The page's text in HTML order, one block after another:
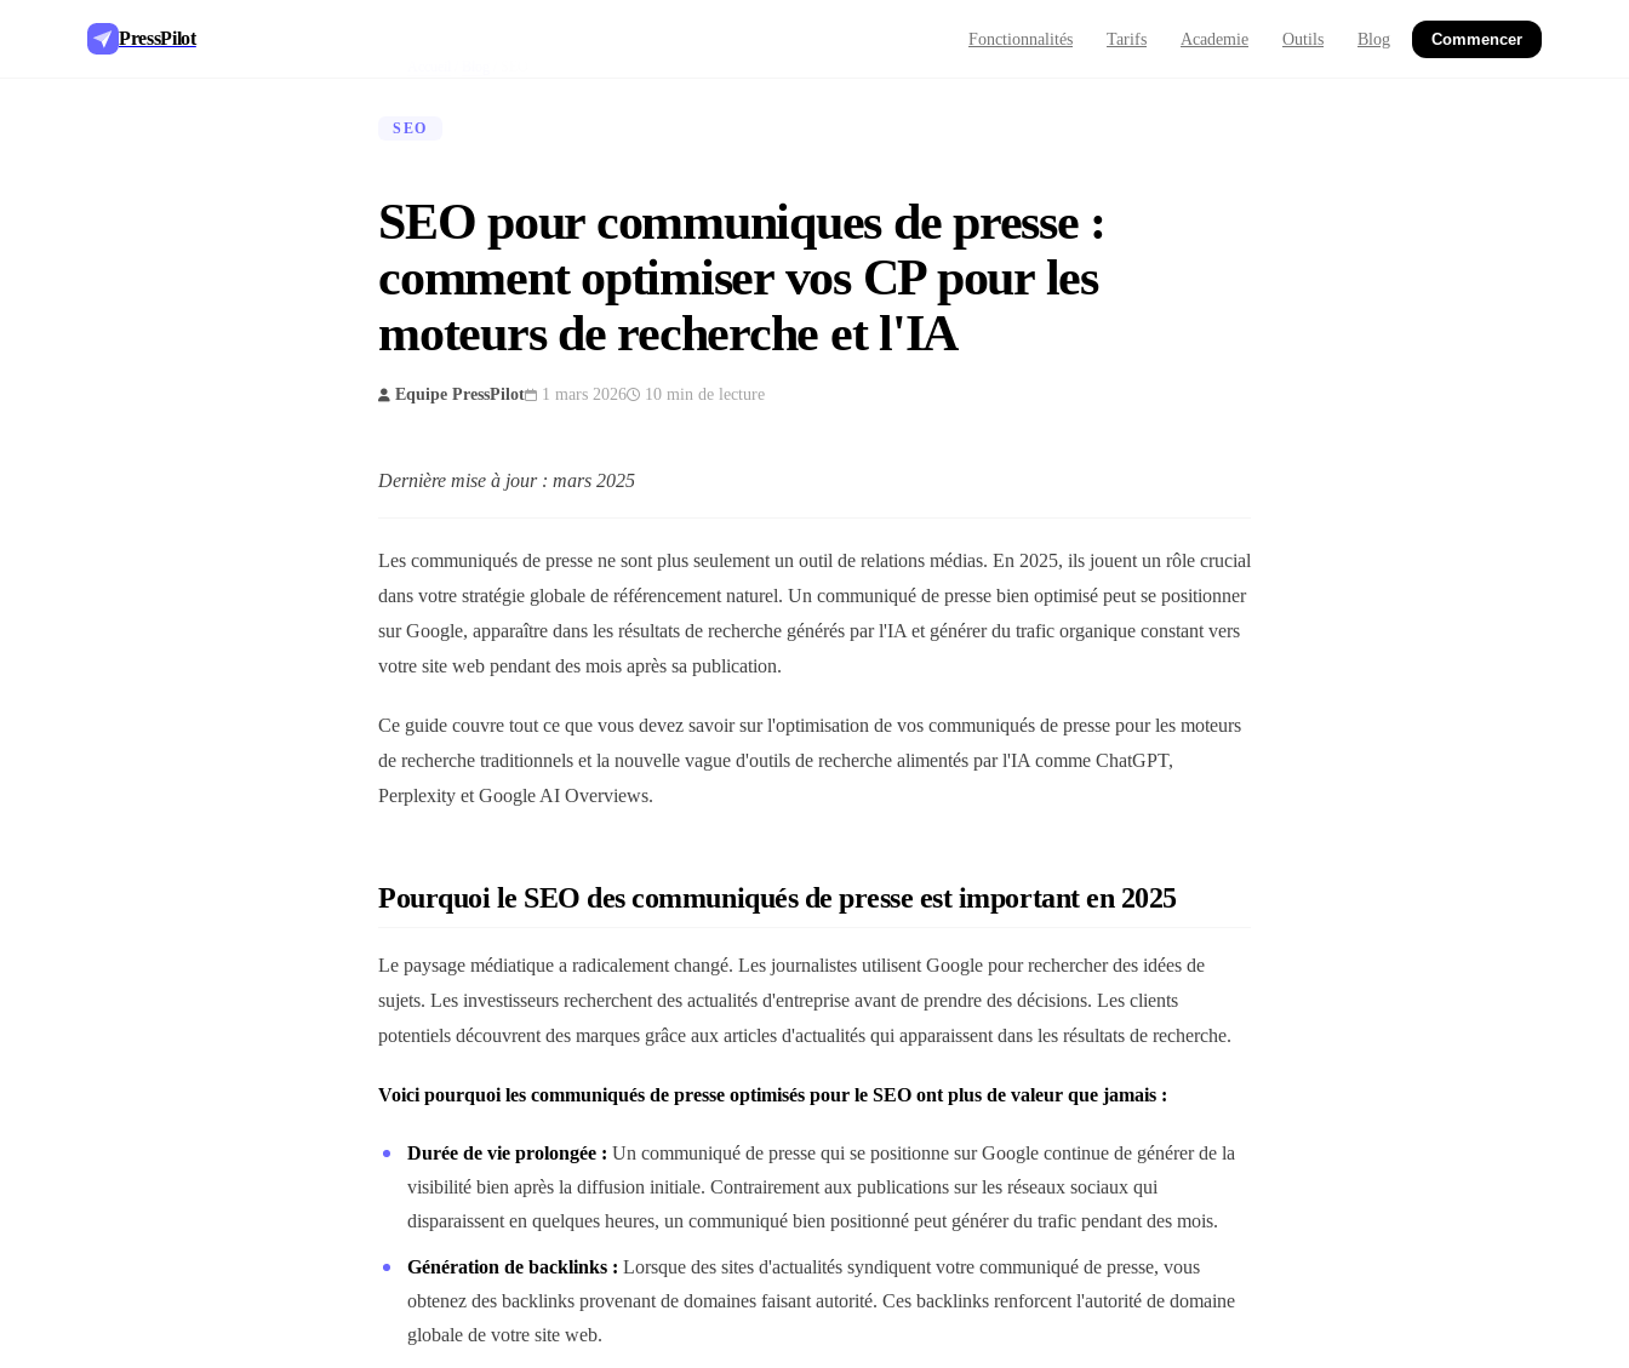
PressPilot Fonctionnalités Tarifs Academie Outils Blog Commencer
SEO
SEO pour communiques de presse :
comment optimiser vos CP pour les
moteurs de recherche et l'IA
Equipe PressPilot 1 mars 2026 10 min de lecture
Dernière mise à jour : mars 2025
Les communiqués de presse ne sont plus seulement un outil de relations médias. En 2025, ils jouent un rôle crucial
dans votre stratégie globale de référencement naturel. Un communiqué de presse bien optimisé peut se positionner
sur Google, apparaître dans les résultats de recherche générés par l'IA et générer du trafic organique constant vers
votre site web pendant des mois après sa publication.
Ce guide couvre tout ce que vous devez savoir sur l'optimisation de vos communiqués de presse pour les moteurs
de recherche traditionnels et la nouvelle vague d'outils de recherche alimentés par l'IA comme ChatGPT,
Perplexity et Google AI Overviews.
Pourquoi le SEO des communiqués de presse est important en 2025
Le paysage médiatique a radicalement changé. Les journalistes utilisent Google pour rechercher des idées de
sujets. Les investisseurs recherchent des actualités d'entreprise avant de prendre des décisions. Les clients
potentiels découvrent des marques grâce aux articles d'actualités qui apparaissent dans les résultats de recherche.
Voici pourquoi les communiqués de presse optimisés pour le SEO ont plus de valeur que jamais :
Durée de vie prolongée : Un communiqué de presse qui se positionne sur Google continue de générer de la
visibilité bien après la diffusion initiale. Contrairement aux publications sur les réseaux sociaux qui
disparaissent en quelques heures, un communiqué bien positionné peut générer du trafic pendant des mois.
Génération de backlinks : Lorsque des sites d'actualités syndiquent votre communiqué de presse, vous
obtenez des backlinks provenant de domaines faisant autorité. Ces backlinks renforcent l'autorité de domaine
globale de votre site web.